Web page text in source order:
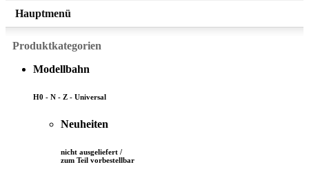
Hauptmenü
Produktkategorien
Modellbahn
H0 - N - Z - Universal
Neuheiten
nicht ausgeliefert /
zum Teil vorbestellbar